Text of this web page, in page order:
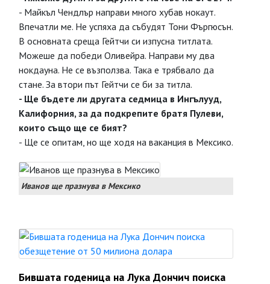
- Майкъл Чендлър направи много хубав нокаут.
Впечатли ме. Не успяха да събудят Тони Фъргюсън.
В основната среща Гейтчи си изпусна титлата.
Можеше да победи Оливейра. Направи му два
нокдауна. Не се възползва. Така е трябвало да
стане. За втори път Гейтчи се би за титла.
- Ще бъдете ли другата седмица в Ингълууд,
Калифорния, за да подкрепите братя Пулеви,
които също ще се бият?
- Ще се опитам, но ще ходя на ваканция в Мексико.
Иванов ще празнува в Мексико
Бившата годеница на Лука Дончич поиска